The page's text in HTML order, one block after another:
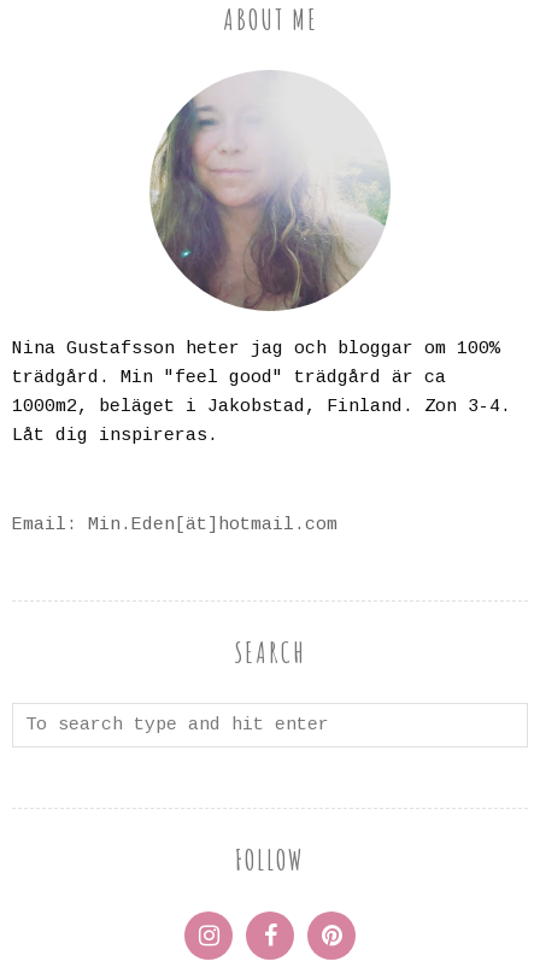
ABOUT ME
Nina Gustafsson heter jag och bloggar om 100%
trädgård. Min "feel good" trädgård är ca
1000m2, beläget i Jakobstad, Finland. Zon 3-4.
Låt dig inspireras.
Email: Min.Eden[ät]hotmail.com
SEARCH
FOLLOW